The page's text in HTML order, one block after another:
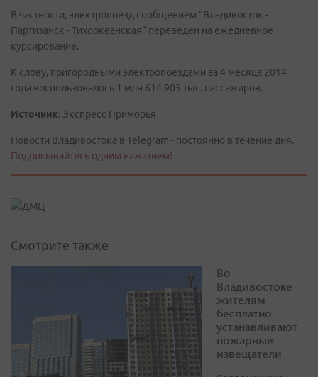
В частности, электропоезд сообщением "Владивосток -
Партизанск - Тихоокеанская" переведен на ежедневное
курсирование.
К слову, пригородными электропоездами за 4 месяца 2014
года воспользовалось 1 млн 614,905 тыс. пассажиров.
Источник: Экспресс Приморья
Новости Владивостока в Telegram - постоянно в течение дня.
Подписывайтесь одним нажатием!
Смотрите также
Во
Владивостоке
жителям
бесплатно
устанавливают
пожарные
извещатели